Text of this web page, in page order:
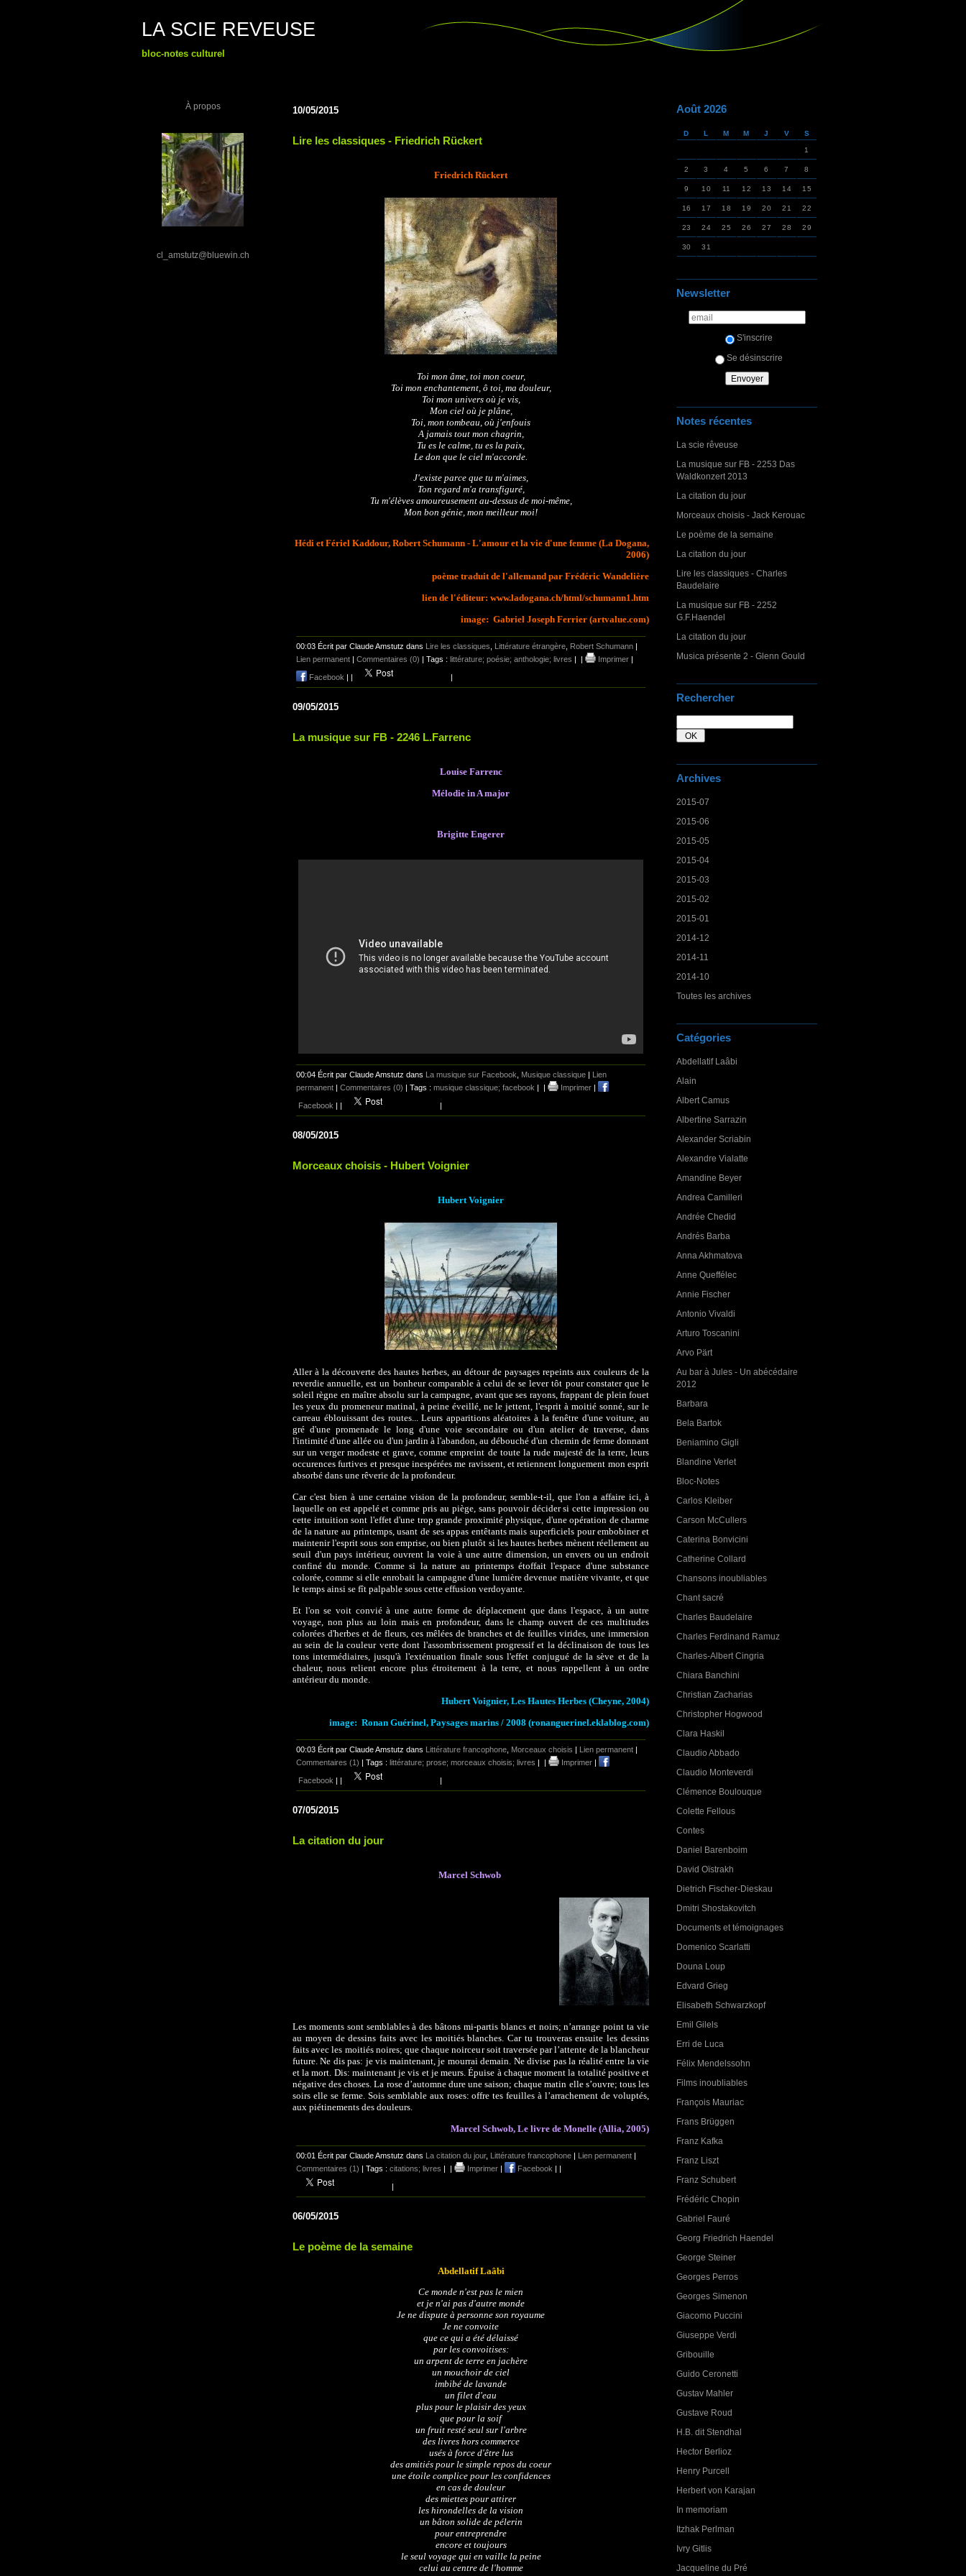
LA SCIE REVEUSE
bloc-notes culturel
À propos
cl_amstutz@bluewin.ch
Août 2026
D L M M J V S
1
2 3 4 5 6 7 8
9 10 11 12 13 14 15
16 17 18 19 20 21 22
23 24 25 26 27 28 29
30 31
Newsletter
S'inscrire
Se désinscrire
Notes récentes
La scie rêveuse
La musique sur FB - 2253 Das
Waldkonzert 2013
La citation du jour
Morceaux choisis - Jack Kerouac
Le poème de la semaine
La citation du jour
Lire les classiques - Charles
Baudelaire
La musique sur FB - 2252
G.F.Haendel
La citation du jour
Musica présente 2 - Glenn Gould
Rechercher
Archives
2015-07
2015-06
2015-05
2015-04
2015-03
2015-02
2015-01
2014-12
2014-11
2014-10
Toutes les archives
Catégories
Abdellatif Laâbi
Alain
Albert Camus
Albertine Sarrazin
Alexander Scriabin
Alexandre Vialatte
Amandine Beyer
Andrea Camilleri
Andrée Chedid
Andrés Barba
Anna Akhmatova
Anne Queffélec
Annie Fischer
Antonio Vivaldi
Arturo Toscanini
Arvo Pärt
Au bar à Jules - Un abécédaire
2012
Barbara
Bela Bartok
Beniamino Gigli
Blandine Verlet
Bloc-Notes
Carlos Kleiber
Carson McCullers
Caterina Bonvicini
Catherine Collard
Chansons inoubliables
Chant sacré
Charles Baudelaire
Charles Ferdinand Ramuz
Charles-Albert Cingria
Chiara Banchini
Christian Zacharias
Christopher Hogwood
Clara Haskil
Claudio Abbado
Claudio Monteverdi
Clémence Boulouque
Colette Fellous
Contes
Daniel Barenboim
David Oïstrakh
Dietrich Fischer-Dieskau
Dmitri Shostakovitch
Documents et témoignages
Domenico Scarlatti
Douna Loup
Edvard Grieg
Elisabeth Schwarzkopf
Emil Gilels
Erri de Luca
Félix Mendelssohn
Films inoubliables
François Mauriac
Frans Brüggen
Franz Kafka
Franz Liszt
Franz Schubert
Frédéric Chopin
Gabriel Fauré
Georg Friedrich Haendel
George Steiner
Georges Perros
Georges Simenon
Giacomo Puccini
Giuseppe Verdi
Gribouille
Guido Ceronetti
Gustav Mahler
Gustave Roud
H.B. dit Stendhal
Hector Berlioz
Henry Purcell
Herbert von Karajan
In memoriam
Itzhak Perlman
Ivry Gitlis
Jacqueline du Pré
10/05/2015
Lire les classiques - Friedrich Rückert
Friedrich Rückert
Toi mon âme, toi mon coeur,
Toi mon enchantement, ô toi, ma douleur,
Toi mon univers où je vis,
Mon ciel où je plâne,
Toi, mon tombeau, où j'enfouis
A jamais tout mon chagrin,
Tu es le calme, tu es la paix,
Le don que le ciel m'accorde.
J'existe parce que tu m'aimes,
Ton regard m'a transfiguré,
Tu m'élèves amoureusement au-dessus de moi-même,
Mon bon génie, mon meilleur moi!
Hédi et Fériel Kaddour, Robert Schumann - L'amour et la vie d'une femme (La Dogana,
2006)
poème traduit de l'allemand par Frédéric Wandelière
lien de l'éditeur: www.ladogana.ch/html/schumann1.htm
image: Gabriel Joseph Ferrier (artvalue.com)
00:03 Écrit par Claude Amstutz dans Lire les classiques Littérature étrangère Robert Schumann |
Lien permanent | Commentaires (0) | Tags : littérature; poésie; anthologie; livres | | Imprimer |
Facebook | | |
09/05/2015
La musique sur FB - 2246 L.Farrenc
Louise Farrenc
Mélodie in A major
Brigitte Engerer
00:04 Écrit par Claude Amstutz dans La musique sur Facebook Musique classique | Lien
permanent | Commentaires (0) | Tags : musique classique; facebook | | Imprimer |
Facebook | | |
08/05/2015
Morceaux choisis - Hubert Voignier
Hubert Voignier
Aller à la découverte des hautes herbes, au détour de paysages repeints aux couleurs de la
reverdie annuelle, est un bonheur comparable à celui de se lever tôt pour constater que le
soleil règne en maître absolu sur la campagne, avant que ses rayons, frappant de plein fouet
les yeux du promeneur matinal, à peine éveillé, ne le jettent, l'esprit à moitié sonné, sur le
carreau éblouissant des routes... Leurs apparitions aléatoires à la fenêtre d'une voiture, au
gré d'une promenade le long d'une voie secondaire ou d'un atelier de traverse, dans
l'intimité d'une allée ou d'un jardin à l'abandon, au débouché d'un chemin de ferme donnant
sur un verger modeste et grave, comme empreint de toute la rude majesté de la terre, leurs
occurences furtives et presque inespérées me ravissent, et retiennent longuement mon esprit
absorbé dans une rêverie de la profondeur.
Car c'est bien à une certaine vision de la profondeur, semble-t-il, que l'on a affaire ici, à
laquelle on est appelé et comme pris au piège, sans pouvoir décider si cette impression ou
cette intuition sont l'effet d'une trop grande proximité physique, d'une opération de charme
de la nature au printemps, usant de ses appas entêtants mais superficiels pour embobiner et
maintenir l'esprit sous son emprise, ou bien plutôt si les hautes herbes mènent réellement au
seuil d'un pays intérieur, ouvrent la voie à une autre dimension, un envers ou un endroit
confiné du monde. Comme si la nature au printemps étoffait l'espace d'une substance
colorée, comme si elle enrobait la campagne d'une lumière devenue matière vivante, et que
le temps ainsi se fît palpable sous cette effusion verdoyante.
Et l'on se voit convié à une autre forme de déplacement que dans l'espace, à un autre
voyage, non plus au loin mais en profondeur, dans le champ ouvert de ces multitudes
colorées d'herbes et de fleurs, ces mêlées de branches et de feuilles virides, une immersion
au sein de la couleur verte dont l'assombrissement progressif et la déclinaison de tous les
tons intermédiaires, jusqu'à l'exténuation finale sous l'effet conjugué de la sève et de la
chaleur, nous relient encore plus étroitement à la terre, et nous rappellent à un ordre
antérieur du monde.
Hubert Voignier, Les Hautes Herbes (Cheyne, 2004)
image: Ronan Guérinel, Paysages marins / 2008 (ronanguerinel.eklablog.com)
00:03 Écrit par Claude Amstutz dans Littérature francophone Morceaux choisis Lien permanent
Commentaires (1) | Tags : littérature; prose; morceaux choisis; livres Imprimer
Facebook
07/05/2015
La citation du jour
Marcel Schwob
Les moments sont semblables à des bâtons mi-partis blancs et noirs; n’arrange point ta vie
au moyen de dessins faits avec les moitiés blanches. Car tu trouveras ensuite les dessins
faits avec les moitiés noires; que chaque noirceur soit traversée par l’attente de la blancheur
future. Ne dis pas: je vis maintenant, je mourrai demain. Ne divise pas la réalité entre la vie
et la mort. Dis: maintenant je vis et je meurs. Épuise à chaque moment la totalité positive et
négative des choses. La rose d’automne dure une saison; chaque matin elle s’ouvre; tous les
soirs elle se ferme. Sois semblable aux roses: offre tes feuilles à l’arrachement de voluptés,
aux piétinements des douleurs.
Marcel Schwob, Le livre de Monelle (Allia, 2005)
00:01 Écrit par Claude Amstutz dans La citation du jour, Littérature francophone | Lien permanent |
Commentaires (1) | Tags : citations; livres | | Imprimer | Facebook | |
|
06/05/2015
Le poème de la semaine
Abdellatif Laâbi
Ce monde n'est pas le mien
et je n'ai pas d'autre monde
Je ne dispute à personne son royaume
Je ne convoite
que ce qui a été délaissé
par les convoitises:
un arpent de terre en jachère
un mouchoir de ciel
imbibé de lavande
un filet d'eau
plus pour le plaisir des yeux
que pour la soif
un fruit resté seul sur l'arbre
des livres hors commerce
usés à force d'être lus
des amitiés pour le simple repos du coeur
une étoile complice pour les confidences
en cas de douleur
des miettes pour attirer
les hirondelles de la vision
un bâton solide de pélerin
pour entreprendre
encore et toujours
le seul voyage qui en vaille la peine
celui au centre de l'homme